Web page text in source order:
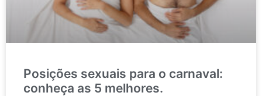
Posições sexuais para o carnaval:
conheça as 5 melhores.